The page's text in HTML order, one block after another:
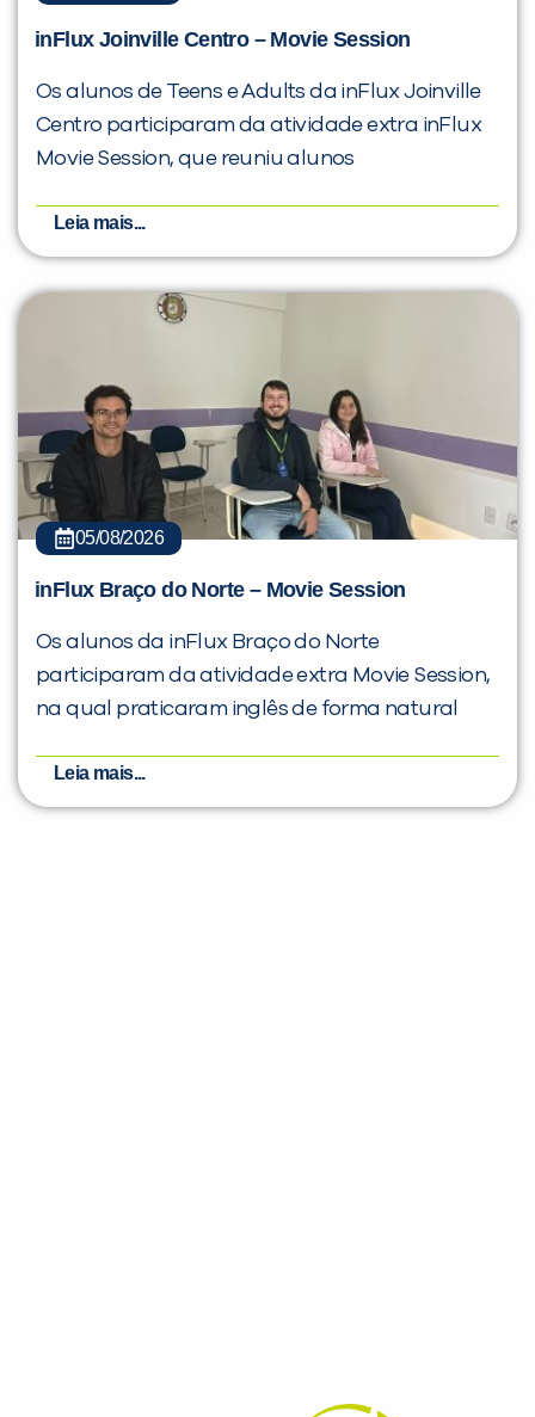
inFlux Joinville Centro – Movie Session
Os alunos de Teens e Adults da inFlux Joinville
Centro participaram da atividade extra inFlux
Movie Session, que reuniu alunos
Leia mais...
05/08/2026
inFlux Braço do Norte – Movie Session
Os alunos da inFlux Braço do Norte
participaram da atividade extra Movie Session,
na qual praticaram inglês de forma natural
Leia mais...